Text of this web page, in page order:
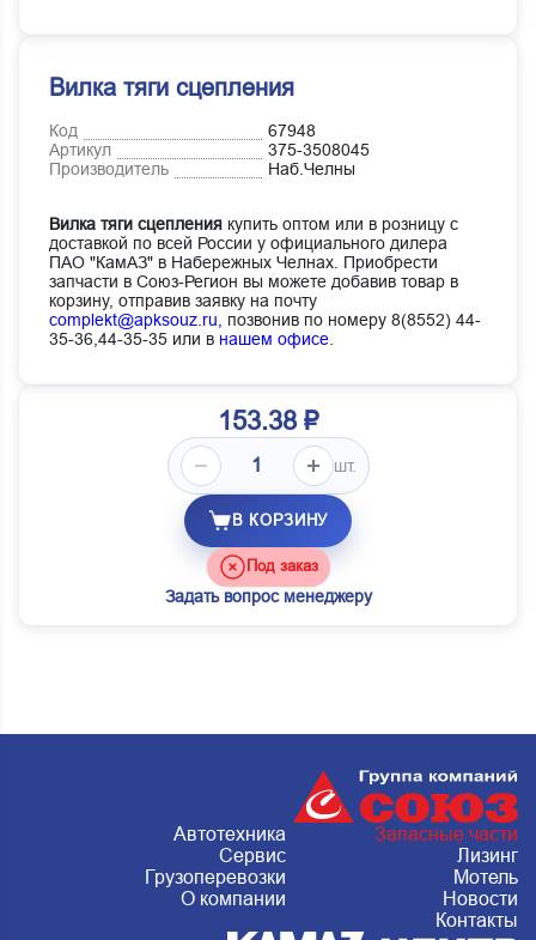
Вилка тяги сцепления
Код
67948
Артикул
375-3508045
Производитель
Наб.Челны
Вилка тяги сцепления купить оптом или в розницу с
доставкой по всей России у официального дилера
ПАО "КамАЗ" в Набережных Челнах. Приобрести
запчасти в Союз-Регион вы можете добавив товар в
корзину, отправив заявку на почту
complekt@apksouz.ru,
позвонив по номеру 8(8552) 44-
35-36,44-35-35 или в нашем офисе
153.38 ₽
шт.
В КОРЗИНУ
Под заказ
Задать вопрос менеджеру
Автотехника
Запасные части
Сервис
Лизинг
Грузоперевозки
Мотель
О компании
Новости
Контакты